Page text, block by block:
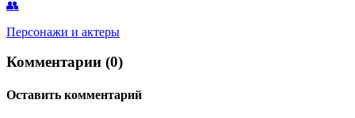
👥
Персонажи и актеры
Комментарии (0)
Оставить комментарий